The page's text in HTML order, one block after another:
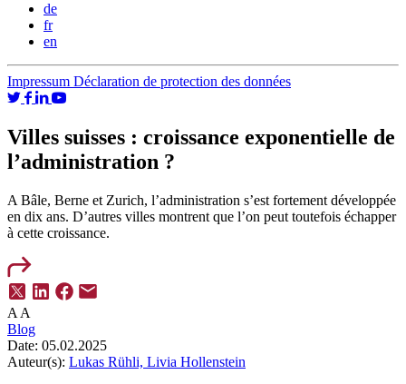
de
fr
en
Impressum Déclaration de protection des données
Villes suisses : croissance exponentielle de
l’administration ?
A Bâle, Berne et Zurich, l’administration s’est fortement développée
en dix ans. D’autres villes montrent que l’on peut toutefois échapper
à cette croissance.
A A
Blog
Date: 05.02.2025
Auteur(s): Lukas Rühli, Livia Hollenstein